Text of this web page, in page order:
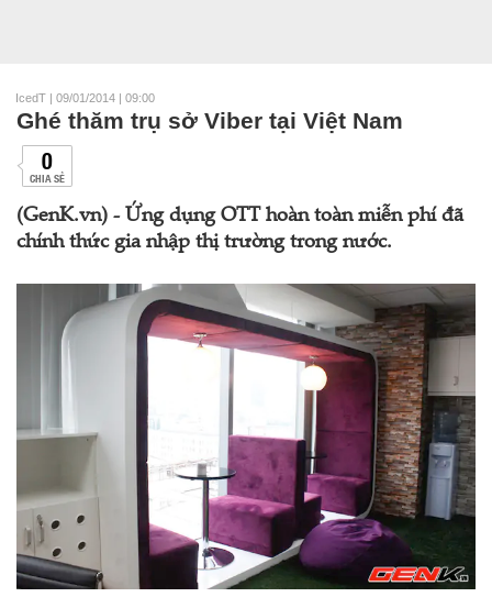
IcedT | 09/01/2014 | 09:00
Ghé thăm trụ sở Viber tại Việt Nam
0
CHIA SẺ
(GenK.vn) - Ứng dụng OTT hoàn toàn miễn phí đã
chính thức gia nhập thị trường trong nước.